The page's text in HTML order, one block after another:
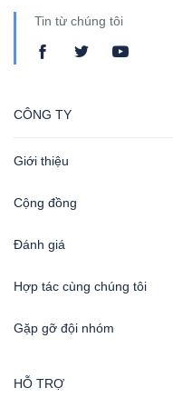
Tin từ chúng tôi
CÔNG TY
Giới thiệu
Cộng đồng
Đánh giá
Hợp tác cùng chúng tôi
Gặp gỡ đội nhóm
HỖ TRỢ